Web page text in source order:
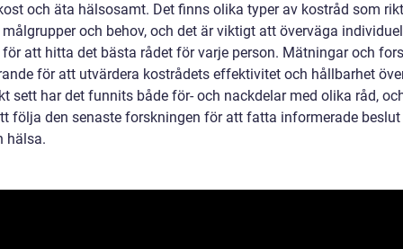
och äta hälsosamt. Det finns olika typer av kostråd som
och behov, och det är viktigt att överväga
att hitta det bästa rådet för varje person. Mätningar och
för att utvärdera kostrådets effektivitet och hållbarhet
sett har det funnits både för- och nackdelar med olika råd,
följa den senaste forskningen för att fatta informerade
hälsa.